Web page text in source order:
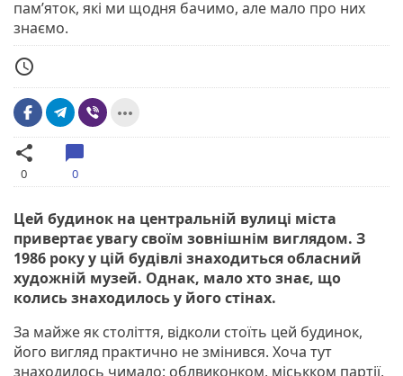
пам’яток, які ми щодня бачимо, але мало про них
знаємо.
access_time
more_horiz
share
0
chat_bubble
0
Цей будинок на центральній вулиці міста
привертає увагу своїм зовнішнім виглядом. З
1986 року у цій будівлі знаходиться обласний
художній музей. Однак, мало хто знає, що
колись знаходилось у його стінах.
За майже як століття, відколи стоїть цей будинок,
його вигляд практично не змінився. Хоча тут
знаходилось чимало: облвиконком, міськком партії,